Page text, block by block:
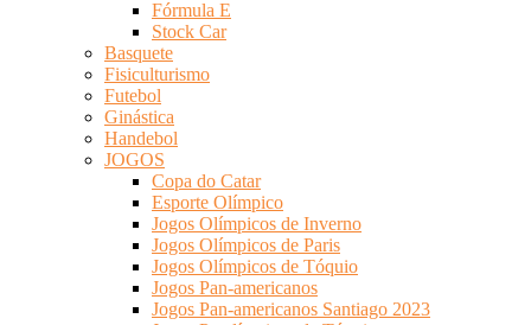
Fórmula E
Stock Car
Basquete
Fisiculturismo
Futebol
Ginástica
Handebol
JOGOS
Copa do Catar
Esporte Olímpico
Jogos Olímpicos de Inverno
Jogos Olímpicos de Paris
Jogos Olímpicos de Tóquio
Jogos Pan-americanos
Jogos Pan-americanos Santiago 2023